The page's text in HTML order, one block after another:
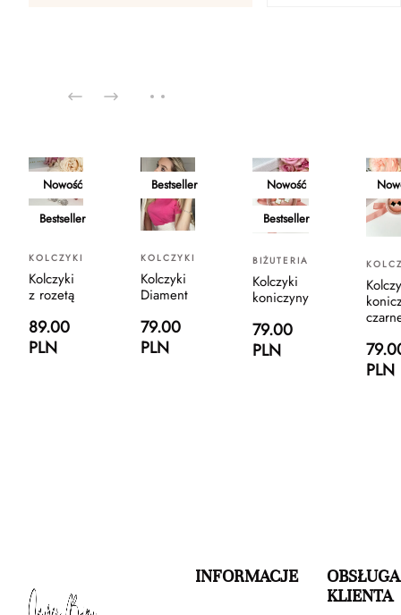
Nowość
Bestseller
KOLCZYKI
Kolczyki
z rozetą
89.00
PLN
Bestseller
KOLCZYKI
Kolczyki
Diament
79.00
PLN
Nowość
Bestseller
BIŻUTERIA
Kolczyki
koniczyny
79.00
PLN
PLN
INFORMACJE
OBSŁUGA
KLIENTA